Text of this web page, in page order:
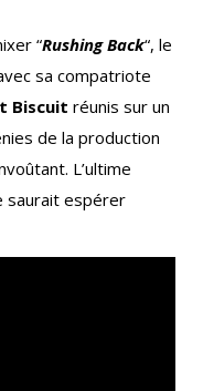
“Rushing Back“, le
sa compatriote
Biscuit réunis sur un
de la production
L’ultime
saurait espérer